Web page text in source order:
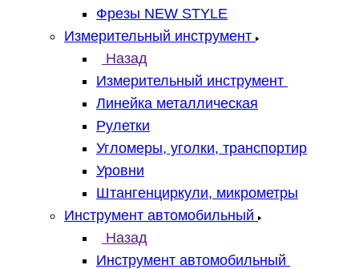
Фрезы NEW STYLE
Измерительный инструмент
Назад
Измерительный инструмент
Линейка металлическая
Рулетки
Угломеры, уголки, транспортир
Уровни
Штангенциркули, микрометры
Инструмент автомобильный
Назад
Инструмент автомобильный